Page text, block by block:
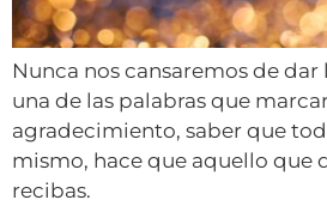
Nunca nos cansaremos de dar
una de las palabras que
agradecimiento, saber que
mismo, hace que aquello que
recibas.